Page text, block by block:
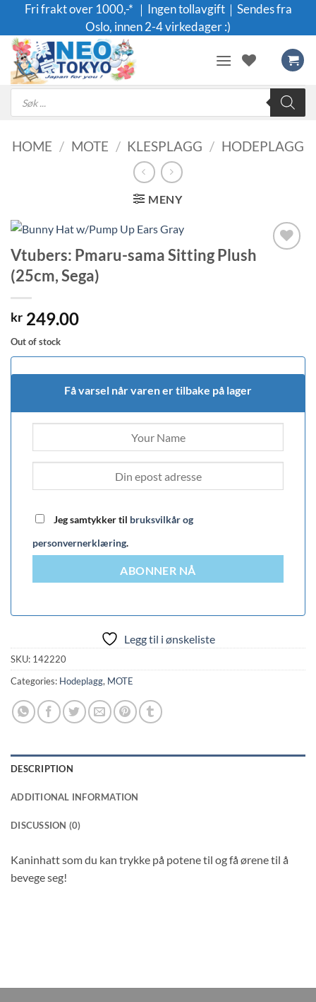
content
Fri frakt over 1000,-* ｜Ingen tollavgift｜Sendes fra
Oslo, innen 2-4 virkedager :)
Products
search
HOME / MOTE / KLESPLAGG / HODEPLAGG
MENY
Vtubers: Pmaru-sama Sitting Plush
(25cm, Sega)
kr 249.00
Out of stock
Få varsel når varen er tilbake på lager
Jeg samtykker til bruksvilkår og
personvernerklæring.
ABONNER NÅ
Legg til i ønskeliste
SKU: 142220
Categories: Hodeplagg, MOTE
DESCRIPTION
ADDITIONAL INFORMATION
DISCUSSION (0)
Kaninhatt som du kan trykke på potene til og få ørene til å
bevege seg!